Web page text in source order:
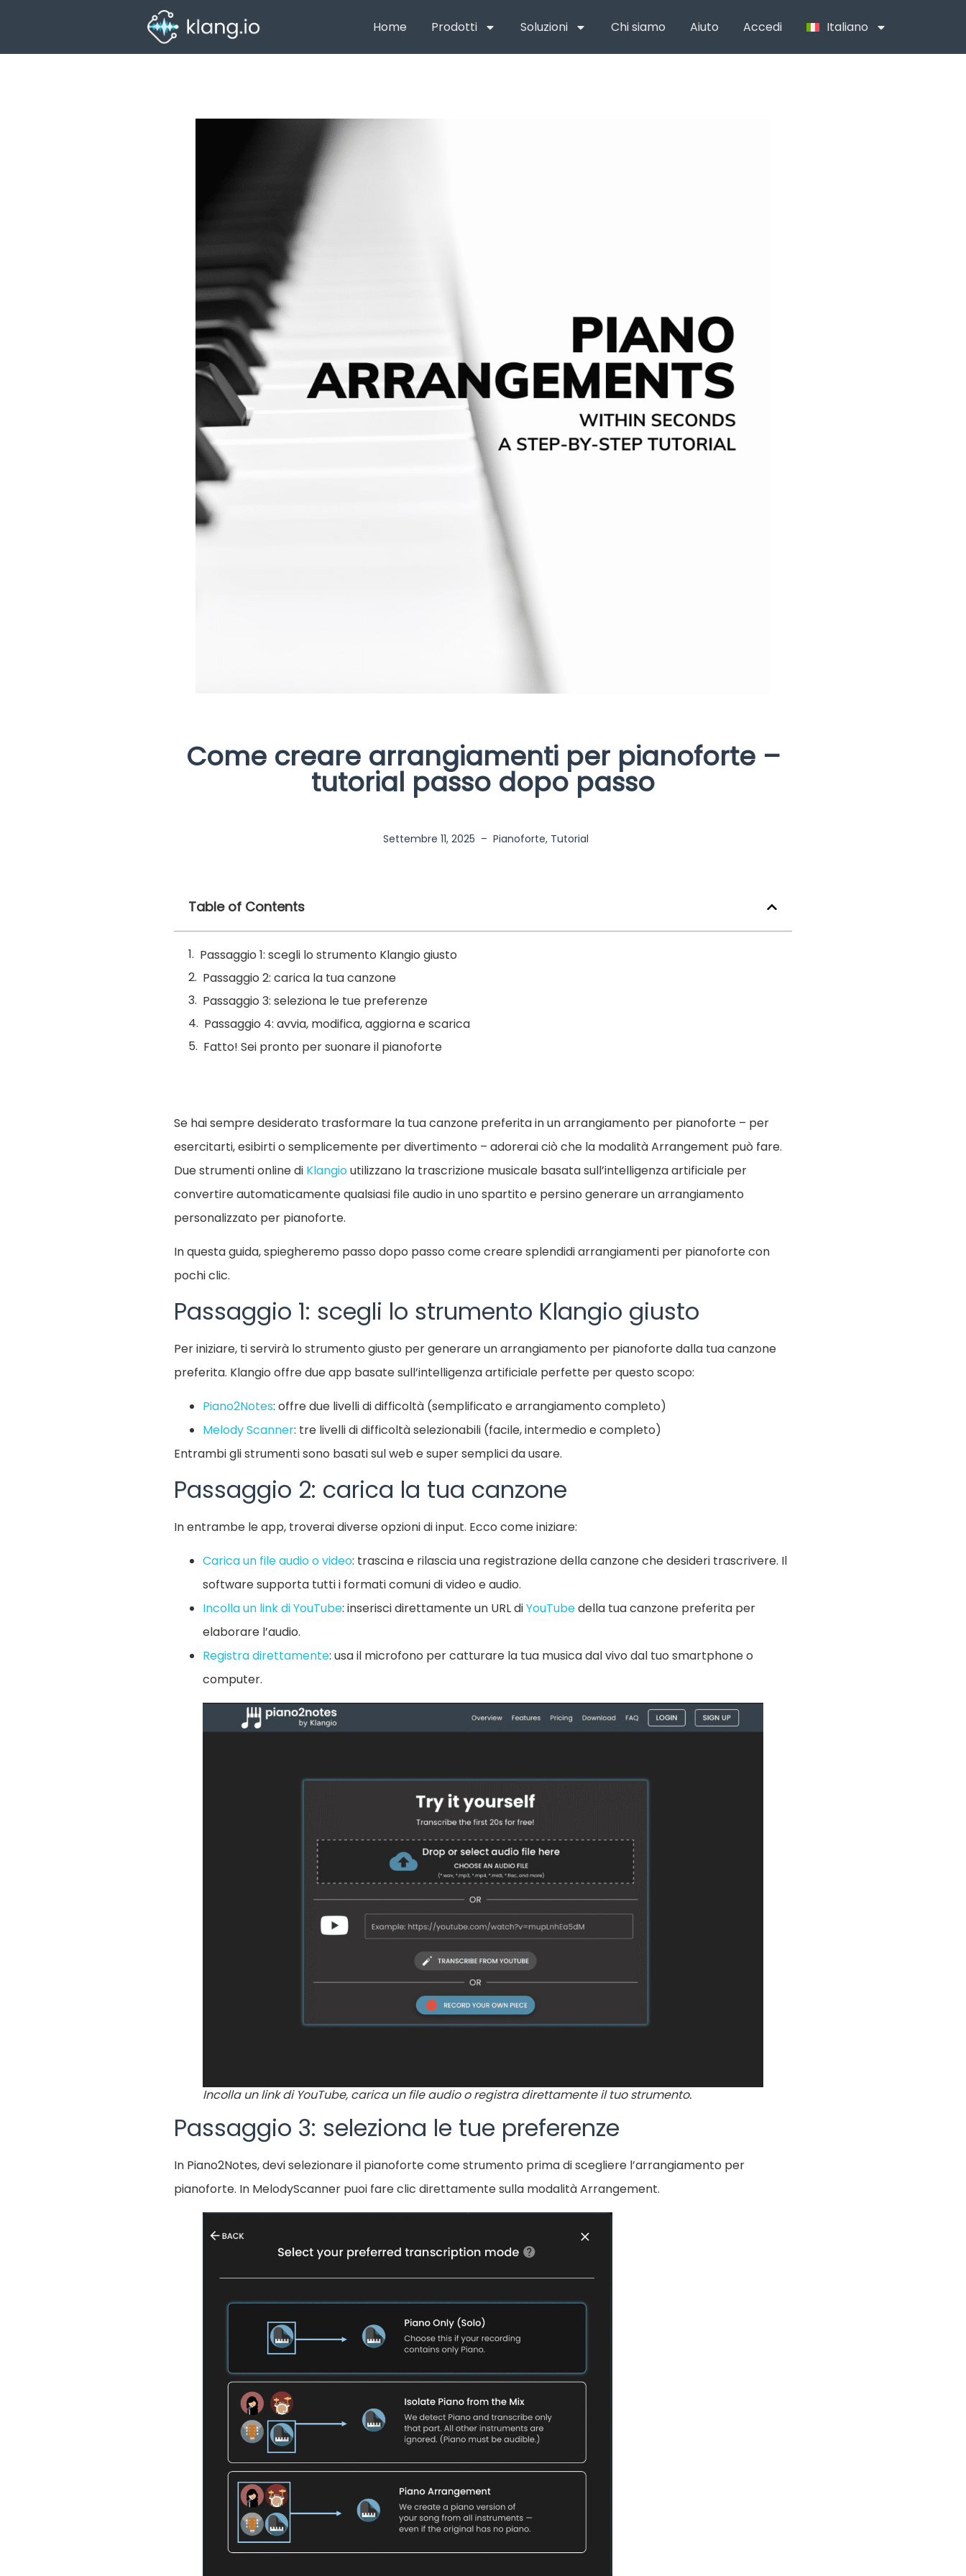
Home Prodotti Soluzioni Chi siamo Aiuto Accedi Italiano
Come creare arrangiamenti per pianoforte –
tutorial passo dopo passo
Settembre 11, 2025 – Pianoforte, Tutorial
Table of Contents
Passaggio 1: scegli lo strumento Klangio giusto
Passaggio 2: carica la tua canzone
Passaggio 3: seleziona le tue preferenze
Passaggio 4: avvia, modifica, aggiorna e scarica
Fatto! Sei pronto per suonare il pianoforte
Se hai sempre desiderato trasformare la tua canzone preferita in un arrangiamento per pianoforte – per
esercitarti, esibirti o semplicemente per divertimento – adorerai ciò che la modalità Arrangement può fare.
Due strumenti online di Klangioutilizzano la trascrizione musicale basata sull’intelligenza artificiale per
convertire automaticamente qualsiasi file audio in uno spartito e persino generare un arrangiamento
personalizzato per pianoforte.
In questa guida, spiegheremo passo dopo passo come creare splendidi arrangiamenti per pianoforte con
pochi clic.
Passaggio 1: scegli lo strumento Klangio giusto
Per iniziare, ti servirà lo strumento giusto per generare un arrangiamento per pianoforte dalla tua canzone
preferita. Klangio offre due app basate sull’intelligenza artificiale perfette per questo scopo:
Piano2Notes: offre due livelli di difficoltà (semplificato e arrangiamento completo)
Melody Scanner: tre livelli di difficoltà selezionabili (facile, intermedio e completo)
Entrambi gli strumenti sono basati sul web e super semplici da usare.
Passaggio 2: carica la tua canzone
In entrambe le app, troverai diverse opzioni di input. Ecco come iniziare:
Carica un file audio o video: trascina e rilascia una registrazione della canzone che desideri trascrivere. Il
software supporta tutti i formati comuni di video e audio.
Incolla un link di YouTube: inserisci direttamente un URL diYouTubedella tua canzone preferita per
elaborare l’audio.
Registra direttamente: usa il microfono per catturare la tua musica dal vivo dal tuo smartphone o
computer.
Incolla un link di YouTube, carica un file audio o registra direttamente il tuo strumento.
Passaggio 3: seleziona le tue preferenze
In Piano2Notes, devi selezionare il pianoforte come strumento prima di scegliere l’arrangiamento per
pianoforte. In MelodyScanner puoi fare clic direttamente sulla modalità Arrangement.